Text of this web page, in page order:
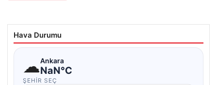
Hava Durumu
☁Ankara
NaN°C
ŞEHIR SEÇ